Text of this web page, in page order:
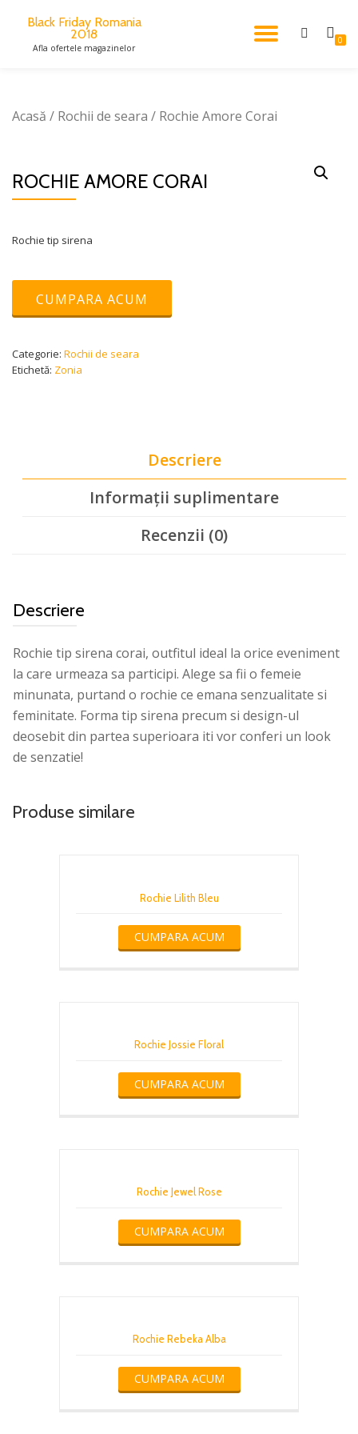
Black Friday Romania
2018
Afla ofertele magazinelor
0
Acasă / Rochii de seara / Rochie Amore Corai
ROCHIE AMORE CORAI
Rochie tip sirena
CUMPARA ACUM
Categorie: Rochii de seara
Etichetă: Zonia
Descriere
Informații suplimentare
Recenzii (0)
Descriere
Rochie tip sirena corai, outfitul ideal la orice eveniment
la care urmeaza sa participi. Alege sa fii o femeie
minunata, purtand o rochie ce emana senzualitate si
feminitate. Forma tip sirena precum si design-ul
deosebit din partea superioara iti vor conferi un look
de senzatie!
Produse similare
Rochie Lilith Bleu
CUMPARA ACUM
Rochie Jossie Floral
CUMPARA ACUM
Rochie Jewel Rose
CUMPARA ACUM
Rochie Rebeka Alba
CUMPARA ACUM